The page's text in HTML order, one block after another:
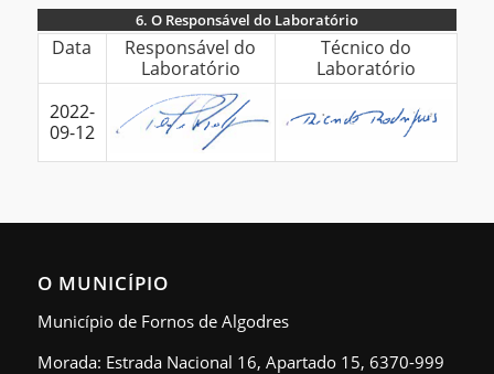
6. O Responsável do Laboratório
do
Data
Responsável do
Laboratório
Técnico do
Laboratório
2022-
09-12
O MUNICÍPIO
Município de Fornos de Algodres
Morada: Estrada Nacional 16, Apartado 15, 6370-999